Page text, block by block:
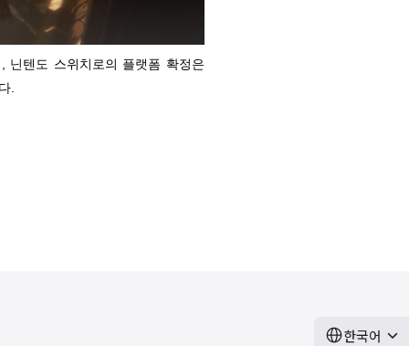
닌텐도 스위치로의 플랫폼 확정은
.
한국어